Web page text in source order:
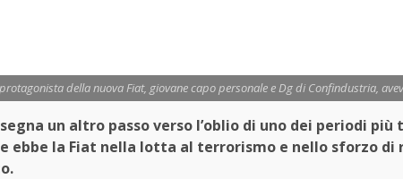
della nuova Fiat, giovane capo personale e Dg di Confindustria,
un altro passo verso l’oblio di uno dei periodi
ebbe la Fiat nella lotta al terrorismo e nello sforzo di